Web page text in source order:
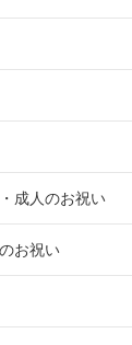
成人のお祝い
お祝い